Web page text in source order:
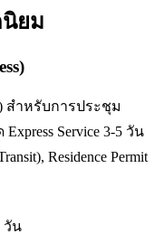
ยม
สำหรับการประชุม
Service 3-5 วัน
Residence Permit
วัน